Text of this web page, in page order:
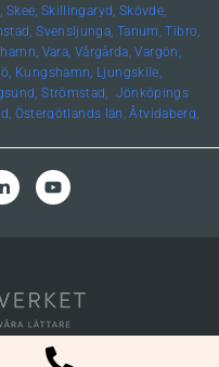
Skee, Skillingaryd, Skövde,
Svensljunga, Tanum, Tibro,
Vara, Vårgårda, Vargön,
Kungshamn, Ljungskile,
Strömstad, Jönköpings
Östergötlands län, Åtvidaberg,
Malmö,
Karlstad,